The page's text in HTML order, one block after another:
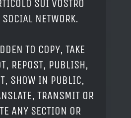
SUI VOSTRO
NETWORK.
TO COPY, TAKE
REPOST, PUBLISH,
SHOW IN PUBLIC,
TRANSMIT OR
ANY SECTION OR